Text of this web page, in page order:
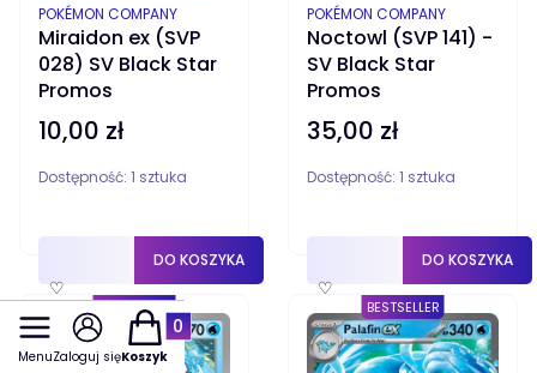
Miraidon ex (SVP
028) SV Black Star
Promos
PRODUCENT
POKÉMON COMPANY
Cena
10,00 zł
Dostępność: 1 sztuka
♡
DO KOSZYKA
Noctowl (SVP 141) -
SV Black Star
Promos
PRODUCENT
POKÉMON COMPANY
Cena
35,00 zł
Dostępność: 1 sztuka
♡
DO KOSZYKA
BESTSELLER BESTSELLER
MenuZaloguj się
Produkty w koszyku: 0. Zobacz szczegóły
Koszyk